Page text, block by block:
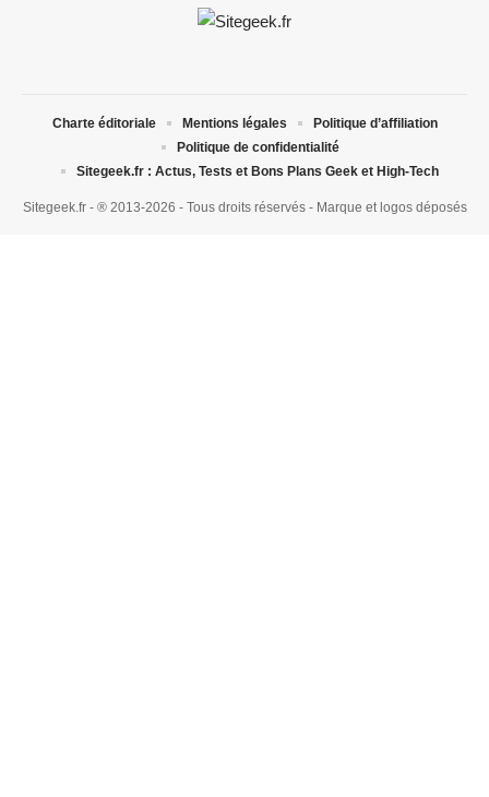
Sitegeek.fr - ® 2013-2026 - Tous droits réservés - Marque et logos déposés
Charte éditoriale Mentions légales
Politique d’affiliation
Politique de confidentialité
Sitegeek.fr : Actus, Tests et Bons Plans Geek et High-Tech